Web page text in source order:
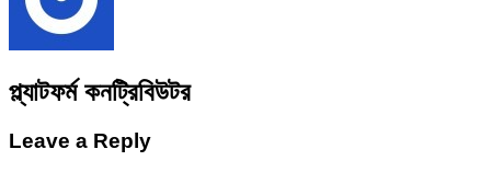
প্ল্যাটফর্ম কনট্রিবিউটর
Leave a Reply